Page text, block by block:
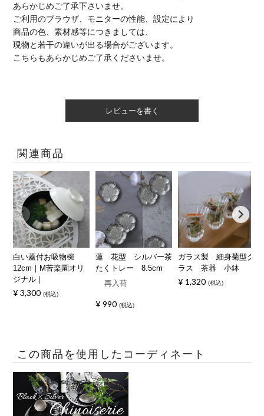
あらかじめご了承下さいませ。
ご利用のブラウザ、モニターの性能、設定により
商品の色、素材感等につきましては、
現物と若干の違いが出る場合がございます。
こちらもあらかじめご了承くださいませ。
レビューを書く
関連商品
白い蓋付お吸物椀
12cm｜M苦楽園オリ
ジナル｜
¥ 3,300 税込
蓮 花型 シルバー茶
たくトレー 8.5cm
再入荷
¥ 990 税込
ガラス製 細身菊型グ
ラス 茶器 小鉢
¥ 1,320 税込
この商品を使用したコーディネート